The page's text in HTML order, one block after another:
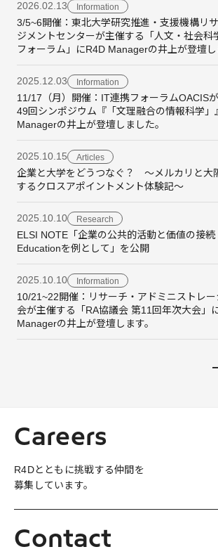
2026.02.13 Information
3/5~6開催：東北大学研究推進・支援機構リ
ジメントセンターが主催する「人文・社会科
フォーラム」にR4D Managerの井上が登壇し
2025.12.03 Information
11/17（月）開催：IT連携フォーラムOACIS
49回シンポジウム『「文理融合の情報科学」
Managerの井上が登壇しました。
2025.10.15 Articles
企業と大学をどうつなぐ？ ～メルカリと大
するクロスアポイントメント体験記～
2025.10.10 Research
ELSI NOTE「企業の公共的活動と価値の接
Educationを例として」を公開
2025.10.10 Information
10/21~22開催：リサーチ・アドミニストレ
会が主催する「RA協議会 第11回年次大会」
Managerの井上が登壇します。
Careers
R4Dとともに挑戦する仲間を
募集しています。
Contact